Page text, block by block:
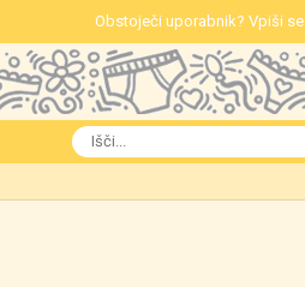
Obstoječi uporabnik? Vpiši se